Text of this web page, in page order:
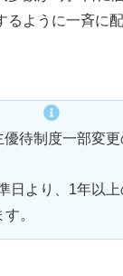
るように一斉に
待制度一部変
日より、1年以
。